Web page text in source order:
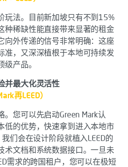
玩法。目前新加坡只有不到15%
种稀缺性能直接带来显著的租金
向外传递的信号非常明确：这座
准，又深深植根于本地可持续发
产品。
并最大化灵活性
再LEED）
您可以先启动Green Mark认
低的优势，快速拿到进入本地市
们会在设计阶段就植入LEED的
术文档和系统数据接口。一旦未
需求的跨国租户，您可以在极短